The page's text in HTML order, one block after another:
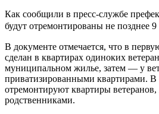
Как сообщили в пресс-службе
будут отремонтированы не позднее 9
В документе отмечается, что в
сделан в квартирах одиноких
муниципальном жилье, затем — у
приватизированными квартирами.
отремонтируют квартиры
родственниками.